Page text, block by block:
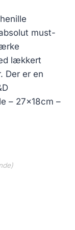
must-
lækkert
Der er en
– 27x18cm –